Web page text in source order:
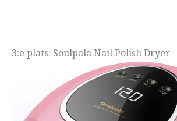
3:e plats: Soulpala Nail Polish Dryer -